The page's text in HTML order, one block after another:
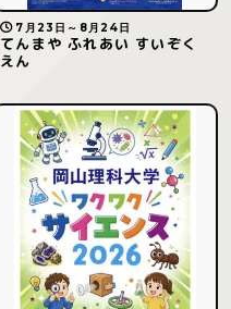
7月23日～8月24日
てんまや ふれあい すいぞく
えん